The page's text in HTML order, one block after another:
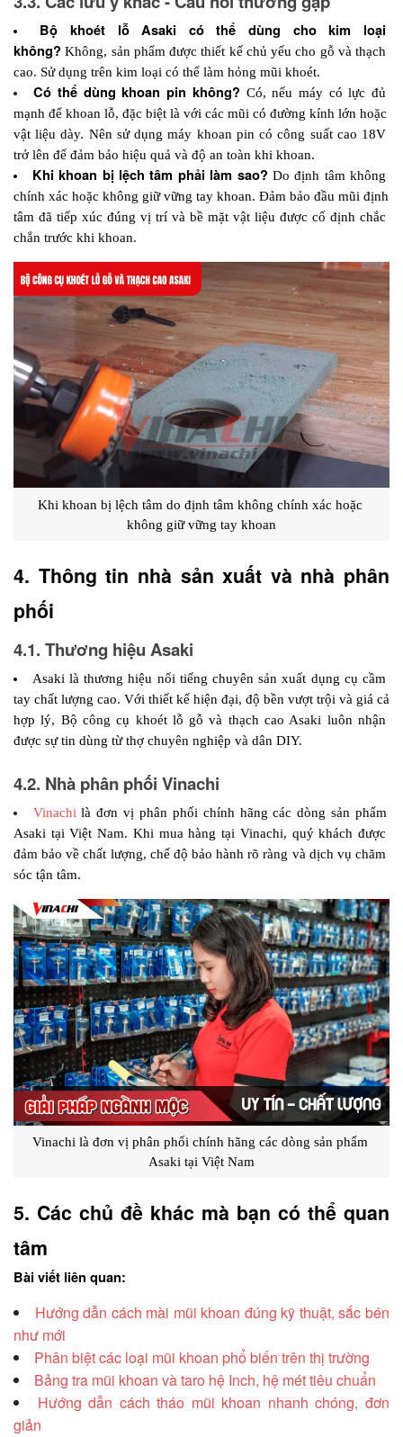
Bộ khoét lỗ Asaki có thể dùng cho kim loại
không? Không, sản phẩm được thiết kế chủ yếu cho gỗ và thạch
cao. Sử dụng trên kim loại có thể làm hỏng mũi khoét.
Có thể dùng khoan pin không? Có, nếu máy có lực đủ
mạnh để khoan lỗ, đặc biệt là với các mũi có đường kính lớn hoặc
vật liệu dày. Nên sử dụng máy khoan pin có công suất cao 18V
trở lên để đảm bảo hiệu quả và độ an toàn khi khoan.
Khi khoan bị lệch tâm phải làm sao? Do định tâm không
chính xác hoặc không giữ vững tay khoan. Đảm bảo đầu mũi định
tâm đã tiếp xúc đúng vị trí và bề mặt vật liệu được cố định chắc
chắn trước khi khoan.
Khi khoan bị lệch tâm do định tâm không chính xác hoặc
không giữ vững tay khoan
4. Thông tin nhà sản xuất và nhà phân
phối
4.1. Thương hiệu Asaki
Asaki là thương hiệu nổi tiếng chuyên sản xuất dụng cụ cầm
tay chất lượng cao. Với thiết kế hiện đại, độ bền vượt trội và giá cả
hợp lý, Bộ công cụ khoét lỗ gỗ và thạch cao Asaki luôn nhận
được sự tin dùng từ thợ chuyên nghiệp và dân DIY.
4.2. Nhà phân phối Vinachi
Vinachi là đơn vị phân phối chính hãng các dòng sản phẩm
Asaki tại Việt Nam. Khi mua hàng tại Vinachi, quý khách được
đảm bảo về chất lượng, chế độ bảo hành rõ ràng và dịch vụ chăm
sóc tận tâm.
Vinachi là đơn vị phân phối chính hãng các dòng sản phẩm
Asaki tại Việt Nam
5. Các chủ đề khác mà bạn có thể quan
tâm
Bài viết liên quan:
Hướng dẫn cách mài mũi khoan đúng kỹ thuật, sắc bén
như mới
Phân biệt các loại mũi khoan phổ biến trên thị trường
Bảng tra mũi khoan và taro hệ Inch, hệ mét tiêu chuẩn
Hướng dẫn cách tháo mũi khoan nhanh chóng, đơn
giản